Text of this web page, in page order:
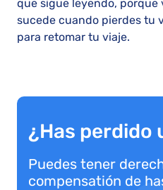
que sigue leyendo, porque
sucede cuando pierdes tu
para retomar tu viaje.
¿Has perdido
Puedes tener
compensatión de